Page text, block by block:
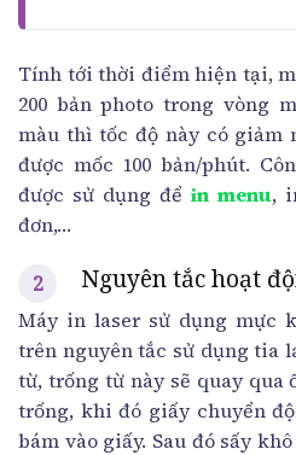
Tính tới thời điểm hiện tại,
200 bản photo trong vòng
màu thì tốc độ này có giảm
được mốc 100 bản/phút.
được sử dụng để in menu,
đơn,…
Nguyên tắc hoạt
Máy in laser sử dụng mực
trên nguyên tắc sử dụng tia
từ, trống từ này sẽ quay qua
trống, khi đó giấy chuyển
bám vào giấy. Sau đó sấy